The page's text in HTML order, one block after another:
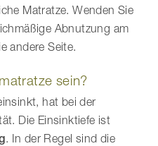
Matratze. Wenden Sie
Abnutzung am
andere Seite.
sein?
hat bei der
Die Einsinktiefe ist
. In der Regel sind die